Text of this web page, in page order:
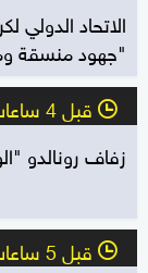
الاتحاد الدولي
"جهود منسقة
l قبل 4 ساعات
زفاف رونالدو
l قبل 5 ساعات